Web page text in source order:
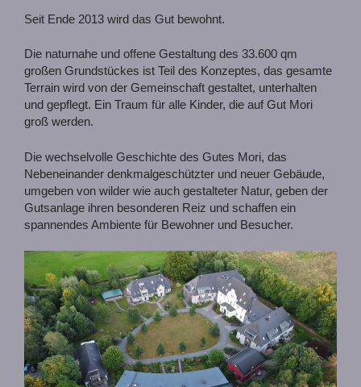
Seit Ende 2013 wird das Gut bewohnt.
Die naturnahe und offene Gestaltung des 33.600 qm
großen Grundstückes ist Teil des Konzeptes, das gesamte
Terrain wird von der Gemeinschaft gestaltet, unterhalten
und gepflegt. Ein Traum für alle Kinder, die auf Gut Mori
groß werden.
Die wechselvolle Geschichte des Gutes Mori, das
Nebeneinander denkmalgeschützter und neuer Gebäude,
umgeben von wilder wie auch gestalteter Natur, geben der
Gutsanlage ihren besonderen Reiz und schaffen ein
spannendes Ambiente für Bewohner und Besucher.